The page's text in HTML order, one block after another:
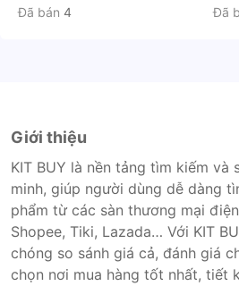
Đã bán 4
Đã
Giới thiệu
KIT BUY là nền tảng tìm kiếm và
minh, giúp người dùng dễ dàng
phẩm từ các sàn thương mại
Shopee, Tiki, Lazada… Với KIT
chóng so sánh giá cả, đánh giá
chọn nơi mua hàng tốt nhất, tiết